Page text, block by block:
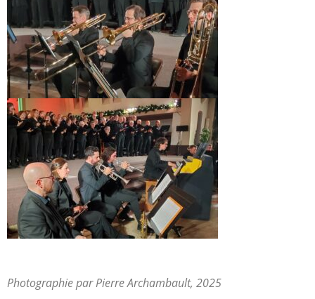
Photographie par Pierre Archambault, 2025